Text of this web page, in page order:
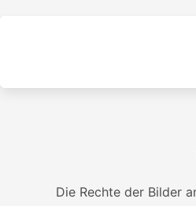
Die Rechte der Bilder